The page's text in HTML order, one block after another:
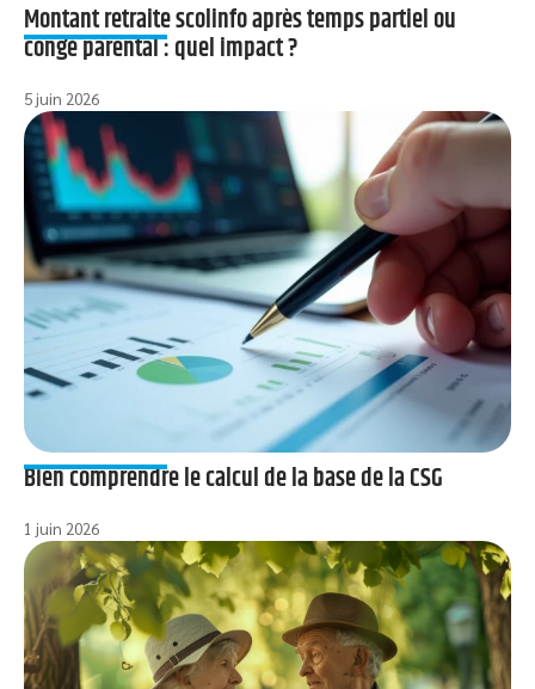
Montant retraite scolinfo après temps partiel ou
congé parental : quel impact ?
5 juin 2026
Bien comprendre le calcul de la base de la CSG
1 juin 2026